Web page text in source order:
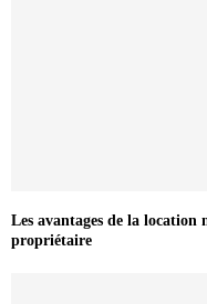
Les avantages de la location
propriétaire